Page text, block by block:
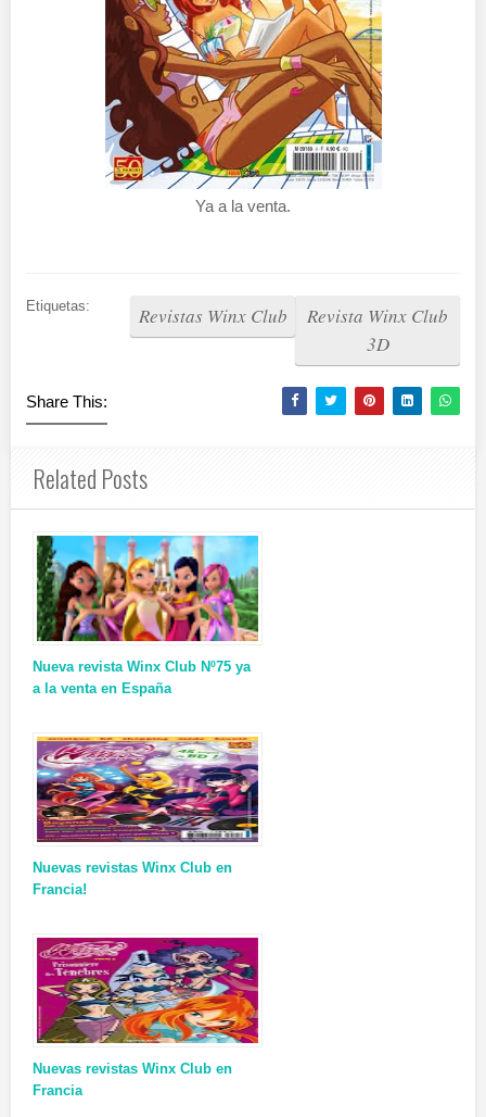
Ya a la venta.
Etiquetas:
Revista Winx Club
3D
Revistas Winx Club
Share This:
Related Posts
Nueva revista Winx Club Nº75 ya
a la venta en España
Nuevas revistas Winx Club en
Francia!
Nuevas revistas Winx Club en
Francia